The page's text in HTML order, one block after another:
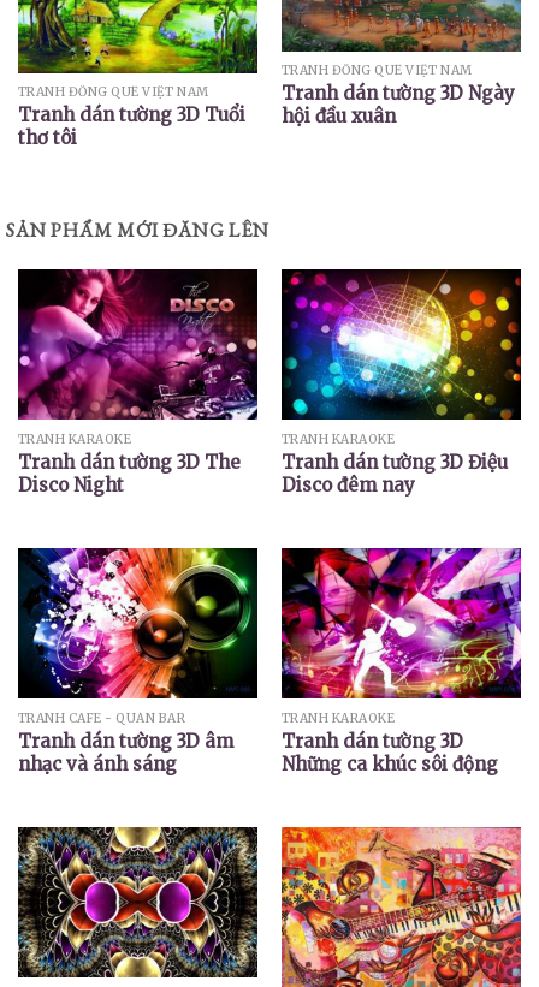
TRANH ĐỒNG QUÊ VIỆT NAM
Tranh dán tường 3D Tuổi
thơ tôi
TRANH ĐỒNG QUÊ VIỆT NAM
Tranh dán tường 3D Ngày
hội đầu xuân
SẢN PHẨM MỚI ĐĂNG LÊN
TRANH KARAOKE
Tranh dán tường 3D The
Disco Night
TRANH KARAOKE
Tranh dán tường 3D Điệu
Disco đêm nay
TRANH CAFE - QUÁN BAR
Tranh dán tường 3D âm
nhạc và ánh sáng
TRANH KARAOKE
Tranh dán tường 3D
Những ca khúc sôi động